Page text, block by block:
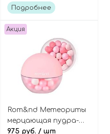
Through Veillighter
Подробнее
Акция
Rom&nd Метеориты
мерцающая пудра-
вуаль в шариках,
975 руб. / шт